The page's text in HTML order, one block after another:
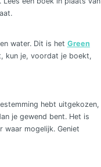
water. Dit is het Green
kun je, voordat je boekt,
hebt uitgekozen,
je gewend bent. Het is
mogelijk. Geniet